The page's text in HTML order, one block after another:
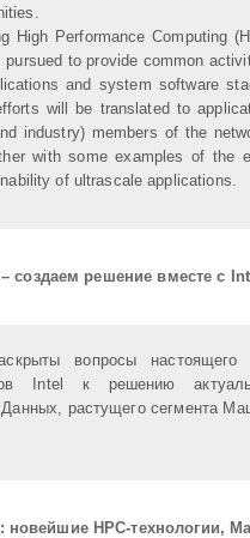
High Performance Computing
pursued to provide common
and system software
will be translated to
industry) members of the
with some examples of the
of ultrascale applications.
создаем решение вместе с
вопросы настоящего
Intel к решению
растущего сегмента
новейшие HPC-технологии,